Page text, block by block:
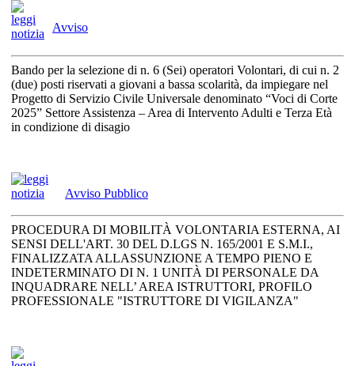
Avviso
Bando per la selezione di n. 6 (Sei) operatori Volontari, di cui n. 2
(due) posti riservati a giovani a bassa scolarità, da impiegare nel
Progetto di Servizio Civile Universale denominato “Voci di Corte
2025” Settore Assistenza – Area di Intervento Adulti e Terza Età
in condizione di disagio
Avviso Pubblico
PROCEDURA DI MOBILITÀ VOLONTARIA ESTERNA, AI
SENSI DELL'ART. 30 DEL D.LGS N. 165/2001 E S.M.I.,
FINALIZZATA ALLASSUNZIONE A TEMPO PIENO E
INDETERMINATO DI N. 1 UNITÀ DI PERSONALE DA
INQUADRARE NELL’ AREA ISTRUTTORI, PROFILO
PROFESSIONALE "ISTRUTTORE DI VIGILANZA"